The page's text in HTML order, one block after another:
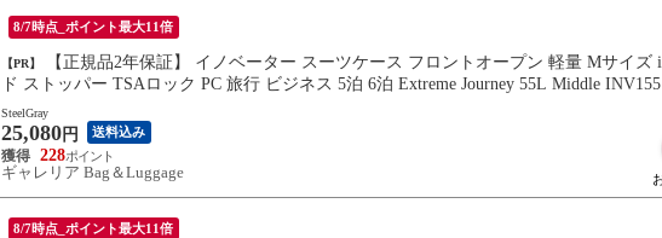
8/7時点_ポイント最大11倍
【PR】
ド ストッパー TSAロック PC 旅行 ビジネス 5泊 6泊 Extreme Journey 55L Middle INV155
SteelGray
25,080 円 送料込み
228
ギャレリア Bag＆Luggage
8/7時点_ポイント最大11倍